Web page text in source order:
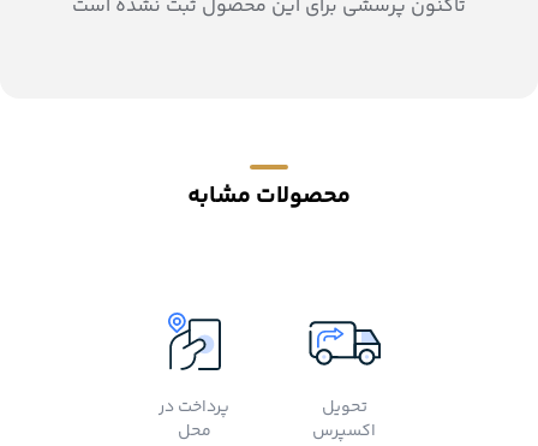
تاکنون پرسشی برای این محصول ثبت نشده است
محصولات مشابه
تحویل
اکسپرس
پرداخت در
محل